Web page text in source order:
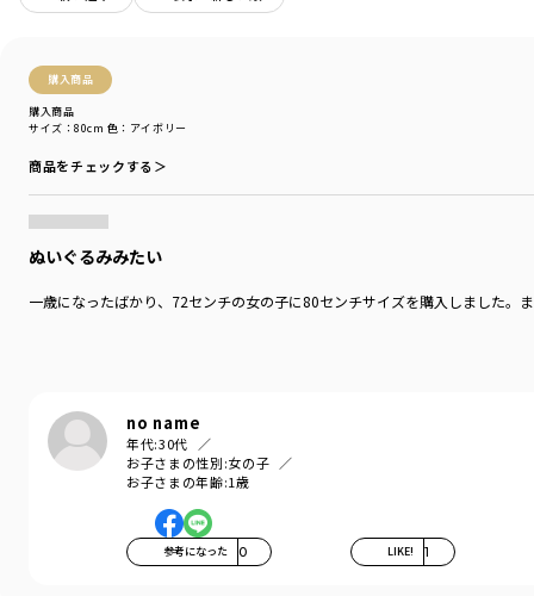
購入商品
購入商品
サイズ：80cm 色：アイボリー
商品をチェックする＞
ぬいぐるみみたい
一歳になったばかり、72センチの女の子に80センチサイズを購入しました。
no name
年代:30代
お子さまの性別:女の子
お子さまの年齢:1歳
参考になった 0 LIKE! 1
シーズン ／
アウトレット
性別タイプ
BABY